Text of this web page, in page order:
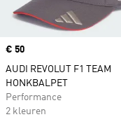
Price
€ 50
AUDI REVOLUT F1 TEAM
HONKBALPET
Performance
2 kleuren